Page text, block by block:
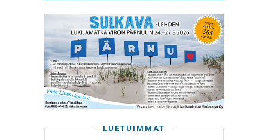
LUETUIMMAT